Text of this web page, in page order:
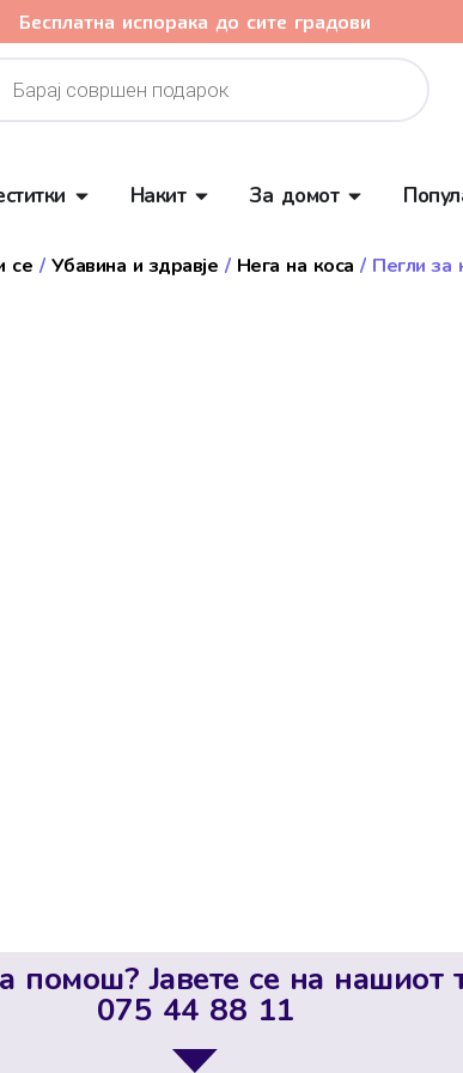
Бесплатна испорака до сите градови
Накит За домот
се / Убавина и здравје / Нега на коса / Пегли за
помош? Јавете се на нашиот
075 44 88 11